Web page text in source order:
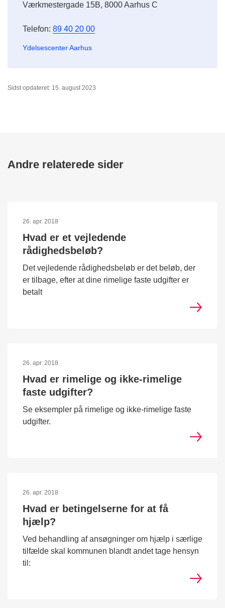
Værkmestergade 15B, 8000 Aarhus C
Telefon: 89 40 20 00
Ydelsescenter Aarhus
Sidst opdateret: 15. august 2023
Andre relaterede sider
26. apr. 2018
Hvad er et vejledende
rådighedsbeløb?
Det vejledende rådighedsbeløb er det beløb, der
er tilbage, efter at dine rimelige faste udgifter er
betalt
26. apr. 2018
Hvad er rimelige og ikke-rimelige
faste udgifter?
Se eksempler på rimelige og ikke-rimelige faste
udgifter.
26. apr. 2018
Hvad er betingelserne for at få
hjælp?
Ved behandling af ansøgninger om hjælp i særlige
tilfælde skal kommunen blandt andet tage hensyn
til: